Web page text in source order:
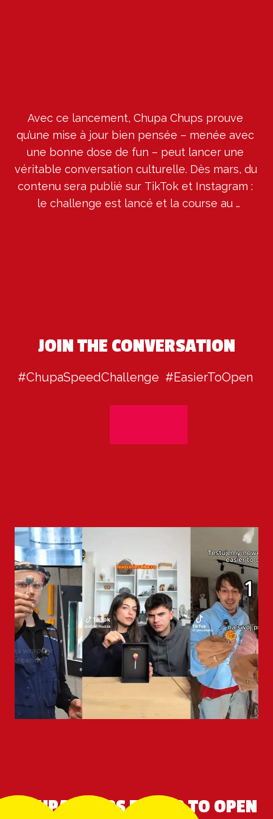
Avec ce lancement, Chupa Chups prouve
qu’une mise à jour bien pensée – menée avec
une bonne dose de fun – peut lancer une
véritable conversation culturelle. Dès mars, du
contenu sera publié sur TikTok et Instagram :
le challenge est lancé et la course au
JOIN THE CONVERSATION
#ChupaSpeedChallenge  #EasierToOpen
CHUPA CHUPS EASIER TO OPEN